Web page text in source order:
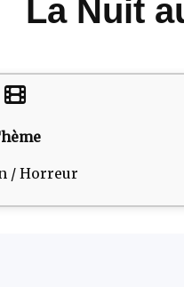
La Nuit
/ Horreur